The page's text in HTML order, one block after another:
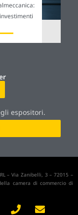
espositori.
– Via Zanibelli, 3 – 72015 –
camera di commercio di
P E